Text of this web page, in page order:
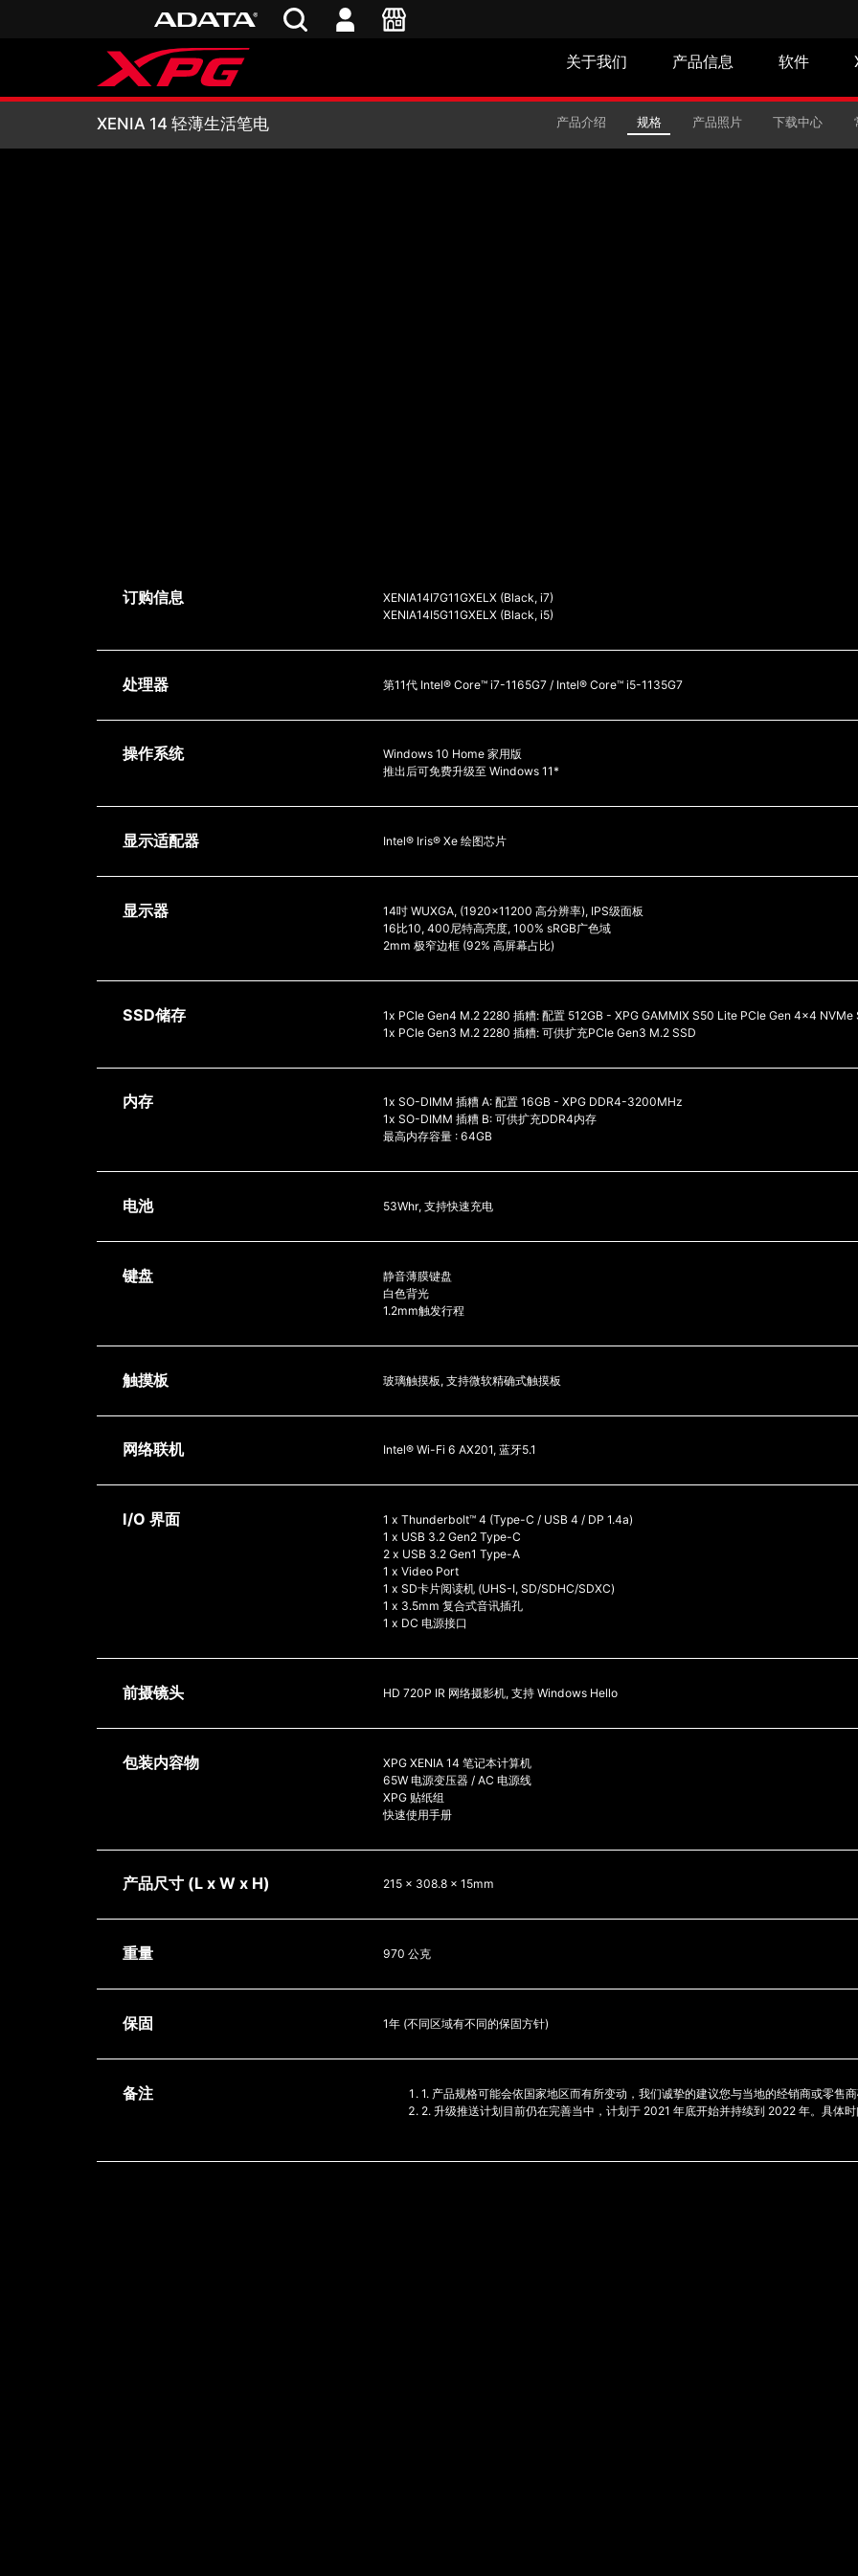
关于我们 产品信息 软件
XENIA 14 轻薄生活笔电
XENIA 14 轻薄生活笔电 产品介绍 规格 产品照片 下载中心
订购信息
XENIA14I7G11GXELX (Black, i7)
XENIA14I5G11GXELX (Black, i5)
处理器 第11代 Intel® Core™ i7-1165G7 / Intel® Core™ i5-1135G7
操作系统
Windows 10 Home 家用版
推出后可免费升级至 Windows 11*
显示适配器 Intel® Iris® Xe 绘图芯片
显示器
14吋 WUXGA, (1920x11200 高分辨率), IPS级面板
16比10, 400尼特高亮度, 100% sRGB广色域
2mm 极窄边框 (92% 高屏幕占比)
SSD储存
1x PCIe Gen4 M.2 2280 插糟: 配置 512GB - XPG GAMMIX S50 Lite PCIe Gen 4x4 NVMe
1x PCIe Gen3 M.2 2280 插糟: 可供扩充PCIe Gen3 M.2 SSD
内存
1x SO-DIMM 插糟 A: 配置 16GB - XPG DDR4-3200MHz
1x SO-DIMM 插糟 B: 可供扩充DDR4内存
最高内存容量 : 64GB
电池 53Whr, 支持快速充电
键盘
静音薄膜键盘
白色背光
1.2mm触发行程
触摸板 玻璃触摸板, 支持微软精确式触摸板
网络联机 Intel® Wi-Fi 6 AX201, 蓝牙5.1
I/O 界面
1 x Thunderbolt™ 4 (Type-C / USB 4 / DP 1.4a)
1 x USB 3.2 Gen2 Type-C
2 x USB 3.2 Gen1 Type-A
1 x Video Port
1 x SD卡片阅读机 (UHS-I, SD/SDHC/SDXC)
1 x 3.5mm 复合式音讯插孔
1 x DC 电源接口
前摄镜头 HD 720P IR 网络摄影机, 支持 Windows Hello
包装内容物
XPG XENIA 14 笔记本计算机
65W 电源变压器 / AC 电源线
XPG 贴纸组
快速使用手册
产品尺寸 (L x W x H) 215 x 308.8 x 15mm
重量 970 公克
保固 1年 (不同区域有不同的保固方针)
备注
1. 产品规格可能会依国家地区而有所变动，我们诚挚的建议您与当地的经销商或零售
2. 升级推送计划目前仍在完善当中，计划于 2021 年底开始并持续到 2022 年。具体